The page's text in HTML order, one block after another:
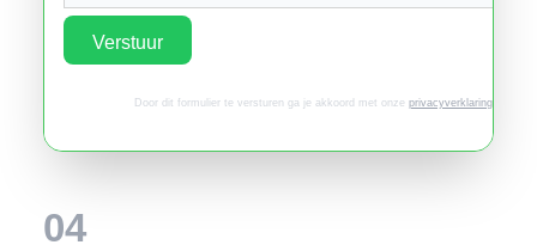
Verstuur
Door dit formulier te versturen ga je akkoord met onze privacyverklaring.
04